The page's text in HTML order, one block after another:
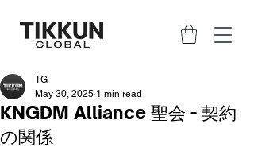
KNGDM Alliance 聖会 - 契約
の関係
TG
May 30, 2025 1 min read